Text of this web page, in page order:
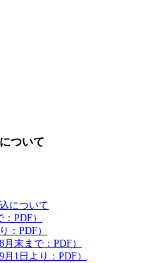
ついて
について
PDF）
：PDF）
末まで：PDF）
1日より：PDF）